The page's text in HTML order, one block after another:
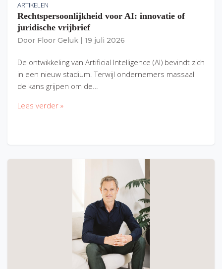
ARTIKELEN
Rechtspersoonlijkheid voor AI: innovatie of
juridische vrijbrief
Door Floor Geluk 19 juli 2026
De ontwikkeling van Artificial Intelligence (AI) bevindt zich
in een nieuw stadium. Terwijl ondernemers massaal
de kans grijpen om de…
Lees verder »